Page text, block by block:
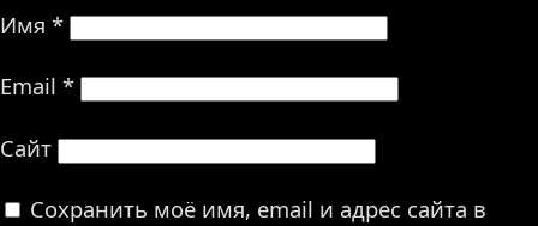
Имя *
Email *
Сайт
Сохранить моё имя, email и адрес сайта в